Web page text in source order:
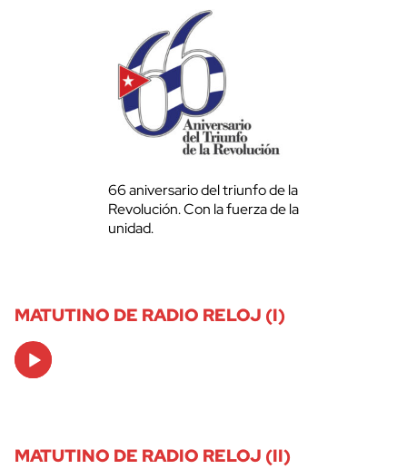
66 aniversario del triunfo de la
Revolución. Con la fuerza de la
unidad.
MATUTINO DE RADIO RELOJ (I)
Audio
Player
MATUTINO DE RADIO RELOJ (II)